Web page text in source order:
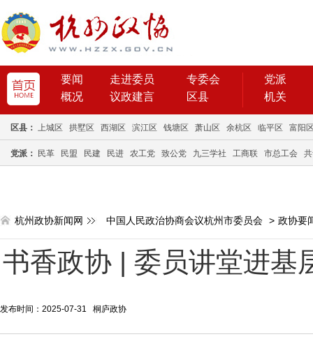
要闻 走进委员
专委会
概况
议政建言 区县
党派
机关
区县： 上城区 拱墅区 西湖区 滨江区 钱塘区 萧山区 余杭区 临平区 富阳
党派： 民革 民盟 民建 民进 农工党 致公党 九三学社 工商联 市总工会
杭州政协新闻网 中国人民政治协商会议杭州市委员会 > 政协要
书香政协 | 委员讲堂进基
发布时间：2025-07-31 桐庐政协